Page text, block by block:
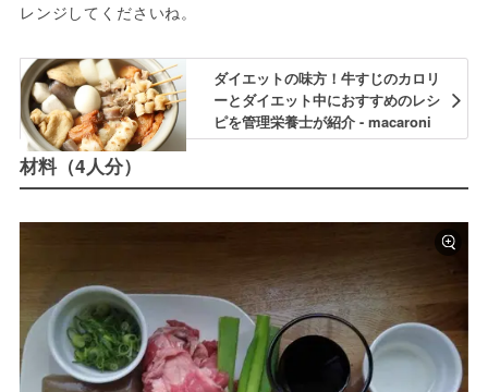
レンジしてくださいね。
ダイエットの味方！牛すじのカロリ
ーとダイエット中におすすめのレシ
ピを管理栄養士が紹介 - macaroni
材料（4人分）